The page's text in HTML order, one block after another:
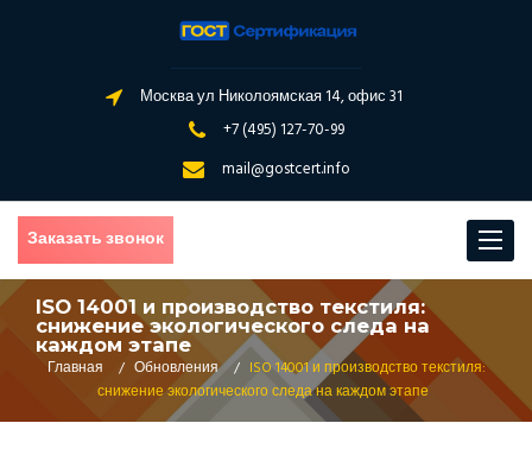
Москва ул Николоямская 14, офис 31
+7 (495) 127-70-99
mail@gostcert.info
Toggle
Заказать звонок
ISO 14001 и производство текстиля:
снижение экологического следа на
каждом этапе
Главная
/ Обновления / ISO 14001 и производство текстиля:
снижение экологического следа на каждом этапе